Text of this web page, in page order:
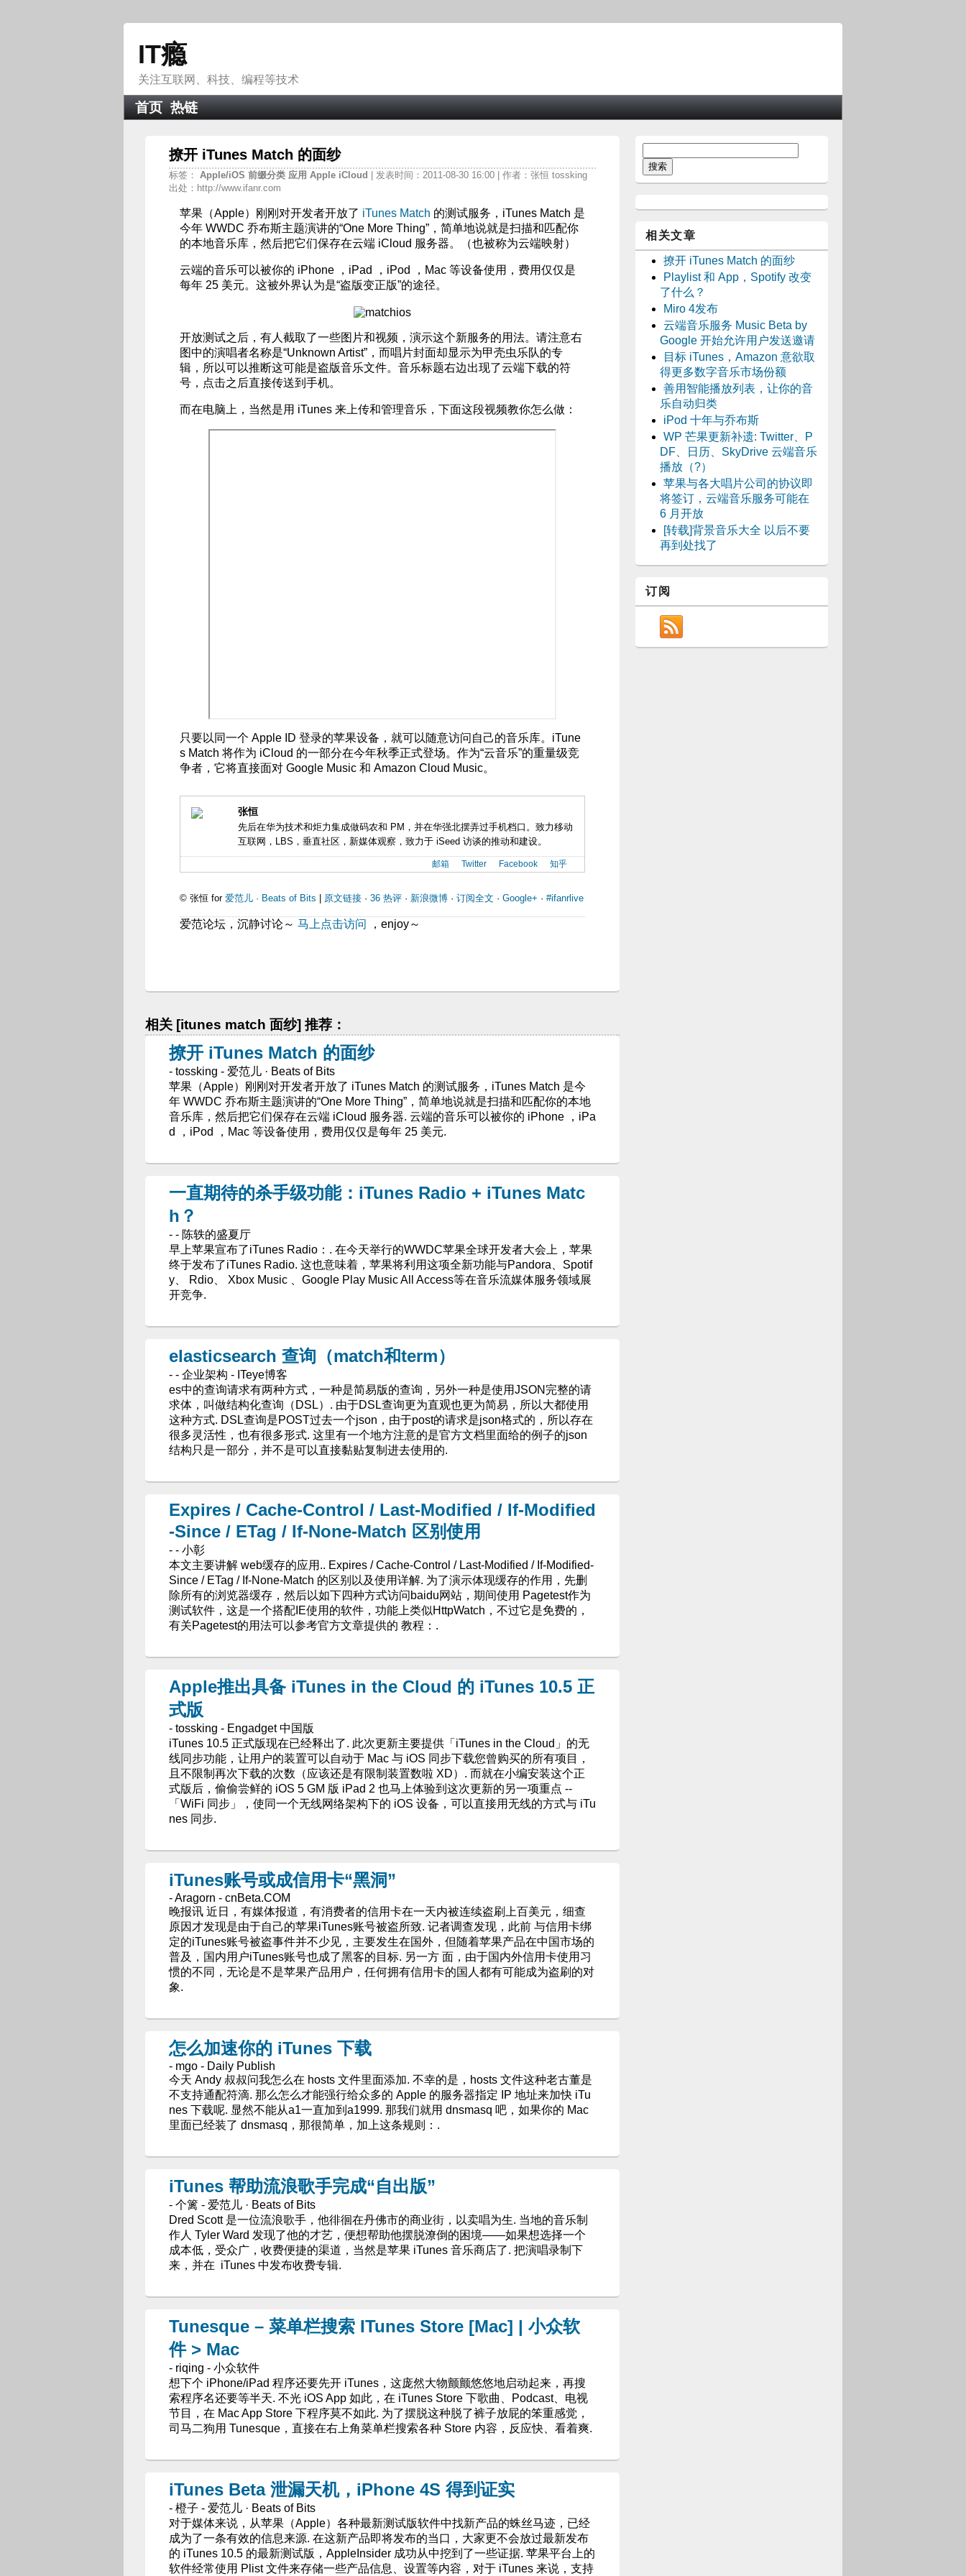
IT瘾
关注互联网、科技、编程等技术
首页 热链
撩开 iTunes Match 的面纱
标签： Apple/iOS 前缀分类 应用 Apple iCloud
| 发表时间：2011-08-30 16:00 | 作者：张恒 tossking
出处：http://www.ifanr.com
苹果（Apple）刚刚对开发者开放了 iTunes Match 的测试服务，iTunes Match 是
今年 WWDC 乔布斯主题演讲的“One More Thing”，简单地说就是扫描和匹配你
的本地音乐库，然后把它们保存在云端 iCloud 服务器。（也被称为云端映射）
云端的音乐可以被你的 iPhone ，iPad ，iPod ，Mac 等设备使用，费用仅仅是
每年 25 美元。这被外界认为是“盗版变正版”的途径。
开放测试之后，有人截取了一些图片和视频，演示这个新服务的用法。请注意右
图中的演唱者名称是“Unknown Artist”，而唱片封面却显示为甲壳虫乐队的专
辑，所以可以推断这可能是盗版音乐文件。音乐标题右边出现了云端下载的符
号，点击之后直接传送到手机。
而在电脑上，当然是用 iTunes 来上传和管理音乐，下面这段视频教你怎么做：
只要以同一个 Apple ID 登录的苹果设备，就可以随意访问自己的音乐库。iTune
s Match 将作为 iCloud 的一部分在今年秋季正式登场。作为“云音乐”的重量级竞
争者，它将直接面对 Google Music 和 Amazon Cloud Music。
张恒
先后在华为技术和炬力集成做码农和 PM，并在华强北摆弄过手机档口。致力移动
互联网，LBS，垂直社区，新媒体观察，致力于 iSeed 访谈的推动和建设。
邮箱 Twitter Facebook 知乎
© 张恒 for 爱范儿 · Beats of Bits 原文链接 · 36 热评 · 新浪微博 · 订阅全文 · Google+ · #ifanrlive
爱范论坛，沉静讨论～ 马上点击访问 ，enjoy～
相关 [itunes match 面纱] 推荐：
撩开 iTunes Match 的面纱
- tossking - 爱范儿 · Beats of Bits
苹果（Apple）刚刚对开发者开放了 iTunes Match 的测试服务，iTunes Match 是今
年 WWDC 乔布斯主题演讲的“One More Thing”，简单地说就是扫描和匹配你的本地
音乐库，然后把它们保存在云端 iCloud 服务器. 云端的音乐可以被你的 iPhone ，iPa
d ，iPod ，Mac 等设备使用，费用仅仅是每年 25 美元.
一直期待的杀手级功能：iTunes Radio + iTunes Matc
h？
- - 陈轶的盛夏厅
早上苹果宣布了iTunes Radio：. 在今天举行的WWDC苹果全球开发者大会上，苹果
终于发布了iTunes Radio. 这也意味着，苹果将利用这项全新功能与Pandora、Spotif
y、 Rdio、 Xbox Music 、Google Play Music All Access等在音乐流媒体服务领域展
开竞争.
elasticsearch 查询（match和term）
- - 企业架构 - ITeye博客
es中的查询请求有两种方式，一种是简易版的查询，另外一种是使用JSON完整的请
求体，叫做结构化查询（DSL）. 由于DSL查询更为直观也更为简易，所以大都使用
这种方式. DSL查询是POST过去一个json，由于post的请求是json格式的，所以存在
很多灵活性，也有很多形式. 这里有一个地方注意的是官方文档里面给的例子的json
结构只是一部分，并不是可以直接黏贴复制进去使用的.
Expires / Cache-Control / Last-Modified / If-Modified
-Since / ETag / If-None-Match 区别使用
- - 小彰
本文主要讲解 web缓存的应用.. Expires / Cache-Control / Last-Modified / If-Modified-
Since / ETag / If-None-Match 的区别以及使用详解. 为了演示体现缓存的作用，先删
除所有的浏览器缓存，然后以如下四种方式访问baidu网站，期间使用 Pagetest作为
测试软件，这是一个搭配IE使用的软件，功能上类似HttpWatch，不过它是免费的，
有关Pagetest的用法可以参考官方文章提供的 教程：.
Apple推出具备 iTunes in the Cloud 的 iTunes 10.5 正
式版
- tossking - Engadget 中国版
iTunes 10.5 正式版现在已经释出了. 此次更新主要提供「iTunes in the Cloud」的无
线同步功能，让用户的装置可以自动于 Mac 与 iOS 同步下载您曾购买的所有项目，
且不限制再次下载的次数（应该还是有限制装置数啦 XD）. 而就在小编安装这个正
式版后，偷偷尝鲜的 iOS 5 GM 版 iPad 2 也马上体验到这次更新的另一项重点 --
「WiFi 同步」，使同一个无线网络架构下的 iOS 设备，可以直接用无线的方式与 iTu
nes 同步.
iTunes账号或成信用卡“黑洞”
- Aragorn - cnBeta.COM
晚报讯 近日，有媒体报道，有消费者的信用卡在一天内被连续盗刷上百美元，细查
原因才发现是由于自己的苹果iTunes账号被盗所致. 记者调查发现，此前 与信用卡绑
定的iTunes账号被盗事件并不少见，主要发生在国外，但随着苹果产品在中国市场的
普及，国内用户iTunes账号也成了黑客的目标. 另一方 面，由于国内外信用卡使用习
惯的不同，无论是不是苹果产品用户，任何拥有信用卡的国人都有可能成为盗刷的对
象.
怎么加速你的 iTunes 下载
- mgo - Daily Publish
今天 Andy 叔叔问我怎么在 hosts 文件里面添加. 不幸的是，hosts 文件这种老古董是
不支持通配符滴. 那么怎么才能强行给众多的 Apple 的服务器指定 IP 地址来加快 iTu
nes 下载呢. 显然不能从a1一直加到a1999. 那我们就用 dnsmasq 吧，如果你的 Mac
里面已经装了 dnsmasq，那很简单，加上这条规则：.
iTunes 帮助流浪歌手完成“自出版”
- 个篱 - 爱范儿 · Beats of Bits
Dred Scott 是一位流浪歌手，他徘徊在丹佛市的商业街，以卖唱为生. 当地的音乐制
作人 Tyler Ward 发现了他的才艺，便想帮助他摆脱潦倒的困境——如果想选择一个
成本低，受众广，收费便捷的渠道，当然是苹果 iTunes 音乐商店了. 把演唱录制下
来，并在 iTunes 中发布收费专辑.
Tunesque – 菜单栏搜索 ITunes Store [Mac] | 小众软
件 > Mac
- riqing - 小众软件
想下个 iPhone/iPad 程序还要先开 iTunes，这庞然大物颤颤悠悠地启动起来，再搜
索程序名还要等半天. 不光 iOS App 如此，在 iTunes Store 下歌曲、Podcast、电视
节目，在 Mac App Store 下程序莫不如此. 为了摆脱这种脱了裤子放屁的笨重感觉，
司马二狗用 Tunesque，直接在右上角菜单栏搜索各种 Store 内容，反应快、看着爽.
iTunes Beta 泄漏天机，iPhone 4S 得到证实
- 橙子 - 爱范儿 · Beats of Bits
对于媒体来说，从苹果（Apple）各种最新测试版软件中找新产品的蛛丝马迹，已经
成为了一条有效的信息来源. 在这新产品即将发布的当口，大家更不会放过最新发布
的 iTunes 10.5 的最新测试版，AppleInsider 成功从中挖到了一些证据. 苹果平台上的
软件经常使用 Plist 文件来存储一些产品信息、设置等内容，对于 iTunes 来说，支持
相关文章
撩开 iTunes Match 的面纱
Playlist 和 App，Spotify 改变
了什么？
Miro 4发布
云端音乐服务 Music Beta by
Google 开始允许用户发送邀请
目标 iTunes，Amazon 意欲取
得更多数字音乐市场份额
善用智能播放列表，让你的音
乐自动归类
iPod 十年与乔布斯
WP 芒果更新补遗: Twitter、P
DF、日历、SkyDrive 云端音乐
播放（?）
苹果与各大唱片公司的协议即
将签订，云端音乐服务可能在
6 月开放
[转载]背景音乐大全 以后不要
再到处找了
订阅